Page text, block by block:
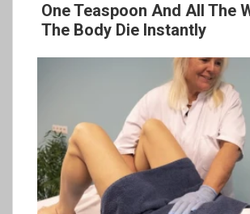
One Teaspoon And All The
The Body Die Instantly